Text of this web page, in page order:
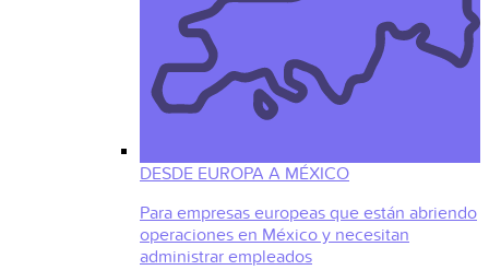
DESDE EUROPA A MÉXICO
Para empresas europeas que están abriendo
operaciones en México y necesitan
administrar empleados